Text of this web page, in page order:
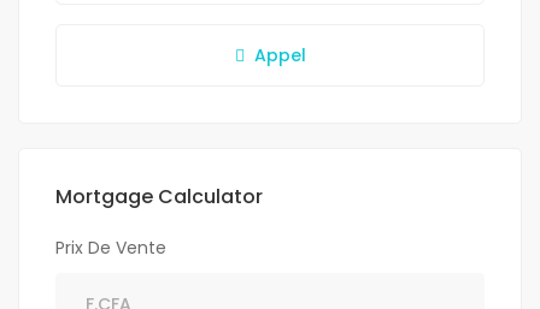
Appel
Mortgage Calculator
Prix De Vente